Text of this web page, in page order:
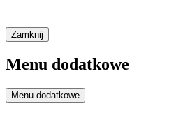
Zamknij
Menu dodatkowe
Menu dodatkowe